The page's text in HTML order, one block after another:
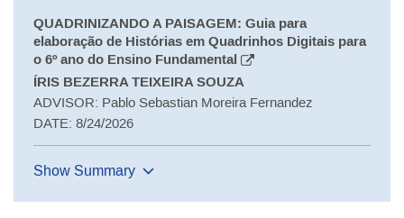
QUADRINIZANDO A PAISAGEM: Guia para
elaboração de Histórias em Quadrinhos Digitais para
o 6º ano do Ensino Fundamental
ÍRIS BEZERRA TEIXEIRA SOUZA
ADVISOR: Pablo Sebastian Moreira Fernandez
DATE: 8/24/2026
Show Summary